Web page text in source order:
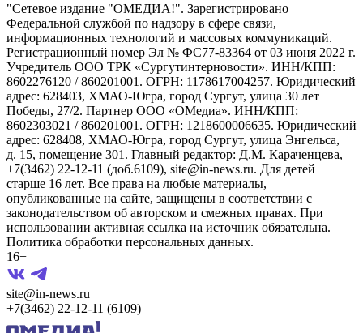
"Сетевое издание "ОМЕДИА!". Зарегистрировано
Федеральной службой по надзору в сфере связи,
информационных технологий и массовых коммуникаций.
Регистрационный номер Эл № ФС77-83364 от 03 июня 2022 г.
Учредитель ООО ТРК «Сургутинтерновости». ИНН/КПП:
8602276120 / 860201001. ОГРН: 1178617004257. Юридический
адрес: 628403, ХМАО-Югра, город Сургут, улица 30 лет
Победы, 27/2. Партнер ООО «ОМедиа». ИНН/КПП:
8602303021 / 860201001. ОГРН: 1218600006635. Юридический
адрес: 628408, ХМАО-Югра, город Сургут, улица Энгельса,
д. 15, помещение 301. Главный редактор: Д.М. Караченцева,
+7(3462) 22-12-11 (доб.6109), site@in-news.ru. Для детей
старше 16 лет. Все права на любые материалы,
опубликованные на сайте, защищены в соответствии с
законодательством об авторском и смежных правах. При
использовании активная ссылка на источник обязательна.
Политика обработки персональных данных.
16+
site@in-news.ru
+7(3462) 22-12-11 (6109)